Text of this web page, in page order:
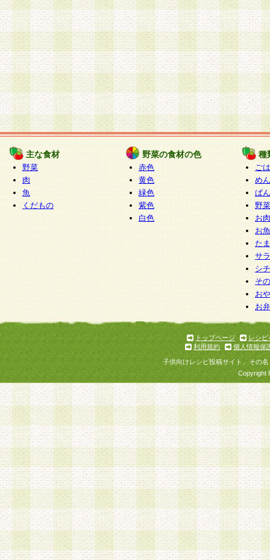
主な食材
野菜
肉
魚
くだもの
野菜の食材の色
赤色
黄色
緑色
紫色
白色
種
ご
めん
ぱん
野
お
お
た
サ
シ
そ
お
お
トップページ
レシピ
利用規約
個人情報保
子供向けレシピ投稿サイト、その
Copyright